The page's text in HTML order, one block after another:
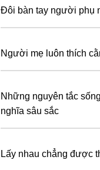
Đôi bàn tay người phụ
Người mẹ luôn thích
Những nguyên tắc
nghĩa sâu sắc
Lấy nhau chẳng được